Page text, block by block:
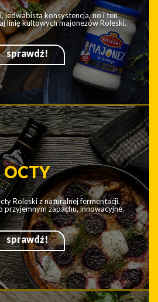
z suszonymi pomidorami, czy
Poznaj wszystkie oblicza ketchupów
Roleski.
sprawdź!
jedwabista konsystencja, no i ten
linię kultowych majonezów Roleski.
sprawdź!